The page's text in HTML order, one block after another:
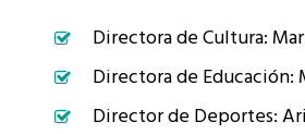
Directora de Cultura:
Directora de Educación:
Director de Deportes: